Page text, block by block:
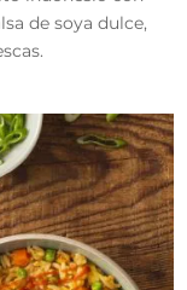
de soya dulce,